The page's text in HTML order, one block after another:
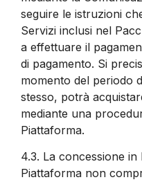
seguire le istruzioni
Servizi inclusi nel
a effettuare il
di pagamento. Si
momento del periodo
stesso, potrà
mediante una
Piattaforma.
4.3. La concessione in
Piattaforma non